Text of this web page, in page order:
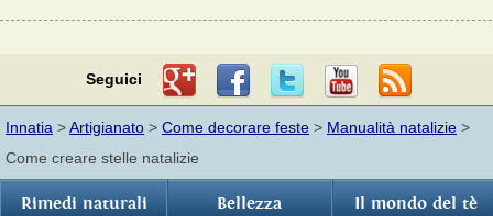
Seguici
Innatia >Artigianato > Come decorare feste > Manualità natalizie >
Come creare stelle natalizie
Rimedi naturali Bellezza Il mondo del tè